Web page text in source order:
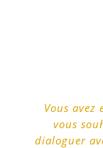
Vous
vous
dialoguer